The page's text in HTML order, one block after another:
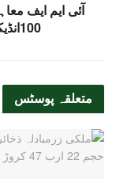
آئی ایم ایف
100انڈیکس میں ہزار پوائنٹس کا اضافہ
متعلقہ پوسٹس